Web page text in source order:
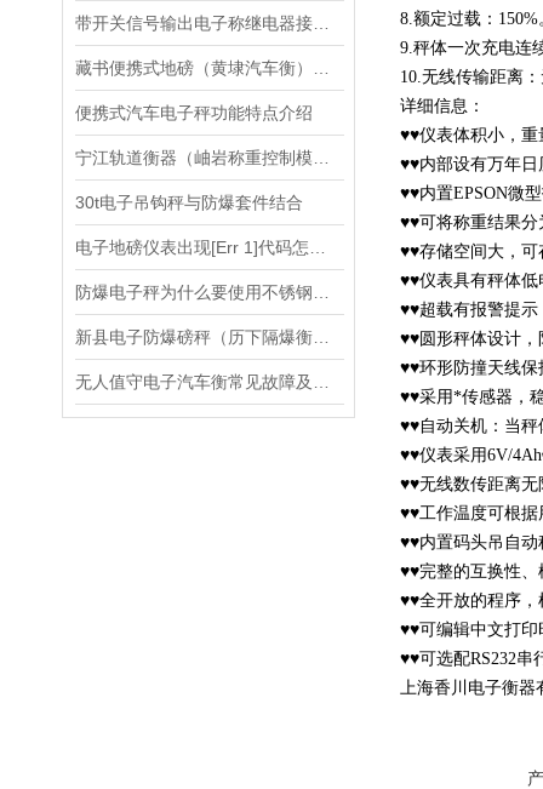
便携式汽车电子秤功能特点介绍
30t电子吊钩秤与防爆套件结合
8.额定过载：150%
9.秤体一次充电连
10.无线传输距离
详细信息：
♥♥仪表体积小，
♥♥内部设有万年日
♥♥内置EPSON微
♥♥可将称重结果分
♥♥存储空间大，可
♥♥仪表具有秤体
♥♥超载有报警提示
♥♥圆形秤体设计
♥♥环形防撞天线
♥♥采用*传感器，
♥♥自动关机：当
♥♥仪表采用6V/
♥♥无线数传距离无
♥♥工作温度可根
♥♥内置码头吊自
♥♥完整的互换性
♥♥全开放的程序
♥♥可编辑中文打
♥♥可选配RS232串
上海香川电子衡器